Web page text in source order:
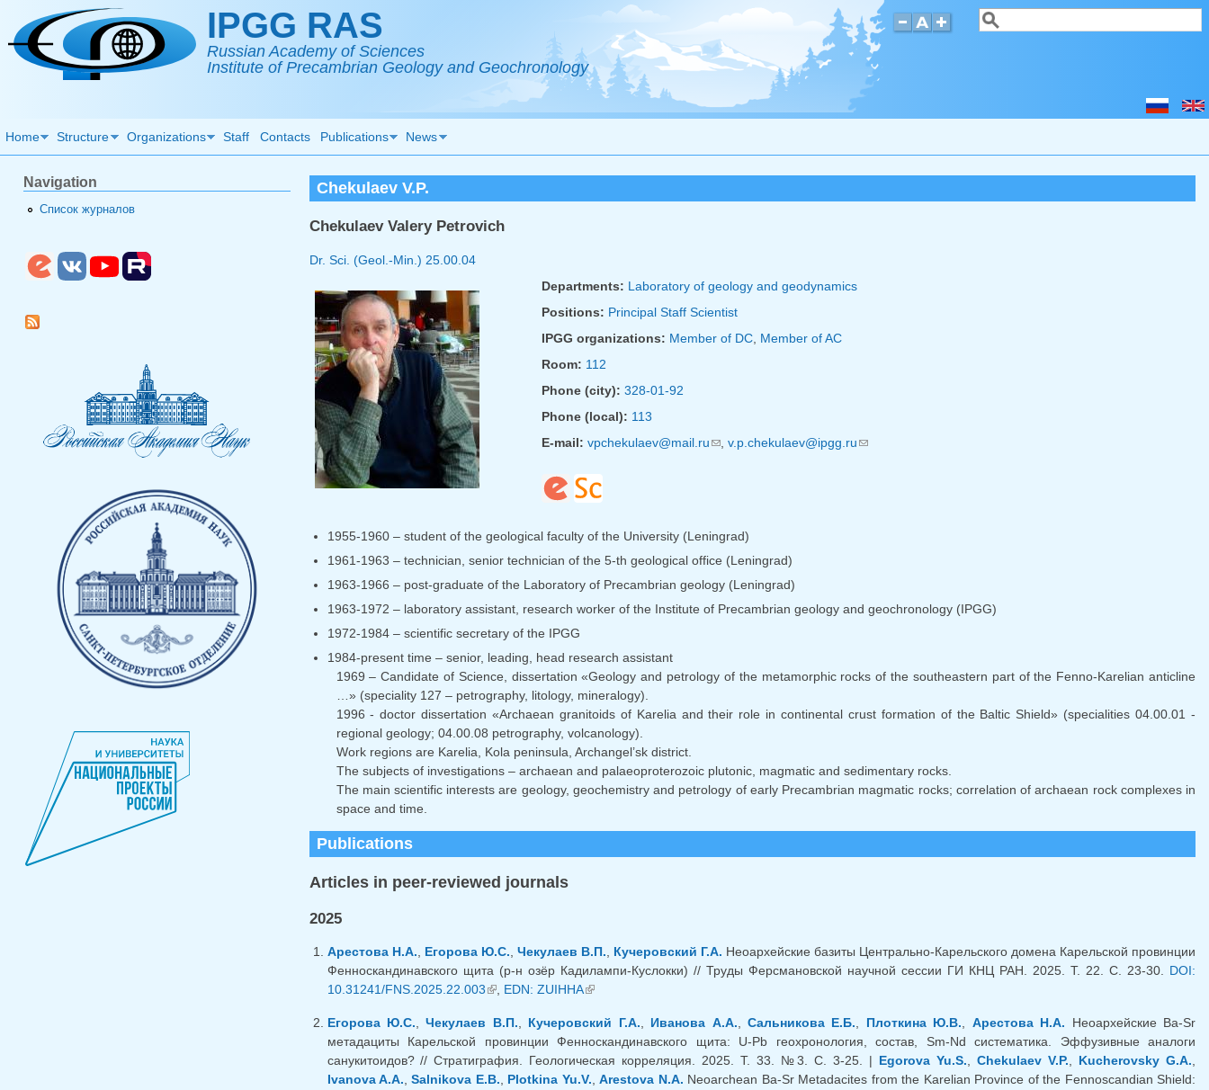
Skip to main content IPGG RAS
Russian Academy of Sciences
Institute of Precambrian Geology and Geochronology
Search form
Search
Home Structure Organizations Staff Contacts Publications News
Chekulaev V.P.
Chekulaev Valery Petrovich
Dr. Sci. (Geol.-Min.) 25.00.04
Departments: Laboratory of geology and geodynamics
Positions: Principal Staff Scientist
IPGG organizations: Member of DC, Member of AC
Room: 112
Phone (city): 328-01-92
Phone (local): 113
E-mail: vpchekulaev@mail.ru(link sends e-mail)
, v.p.chekulaev@ipgg.ru(link sends e-mail)
1955-1960 – student of the geological faculty of the University (Leningrad)
1961-1963 – technician, senior technician of the 5-th geological office (Leningrad)
1963-1966 – post-graduate of the Laboratory of Precambrian geology (Leningrad)
1963-1972 – laboratory assistant, research worker of the Institute of Precambrian geology and geochronology (IPGG)
1972-1984 – scientific secretary of the IPGG
1984-present time – senior, leading, head research assistant
1969 – Candidate of Science, dissertation «Geology and petrology of the metamorphic rocks of the southeastern part of the Fenno-Karelian anticline
…» (speciality 127 – petrography, litology, mineralogy).
1996 - doctor dissertation «Archaean granitoids of Karelia and their role in continental crust formation of the Baltic Shield» (specialities 04.00.01 -
regional geology; 04.00.08 petrography, volcanology).
Work regions are Karelia, Kola peninsula, Archangel’sk district.
The subjects of investigations – archaean and palaeoproterozoic plutonic, magmatic and sedimentary rocks.
The main scientific interests are geology, geochemistry and petrology of early Precambrian magmatic rocks; correlation of archaean rock complexes in
space and time.
Publications
Articles in peer-reviewed journals
2025
Арестова Н.А., Егорова Ю.С., Чекулаев В.П., Кучеровский Г.А. Неоархейские базиты Центрально-Карельского домена Карельской провинции
Фенноскандинавского щита (р-н озёр Кадилампи-Куслокки) // Труды Ферсмановской научной сессии ГИ КНЦ РАН. 2025. Т. 22. С. 23-30. DOI:
10.31241/FNS.2025.22.003(link is external)
, EDN: ZUIHHA(link is external)
Егорова Ю.С.,Чекулаев В.П., Кучеровский Г.А., Иванова А.А., Сальникова Е.Б., Плоткина Ю.В., Арестова Н.А. Неоархейские Ba-Sr
метадациты Карельской провинции Фенноскандинавского щита: U-Pb геохронология, состав, Sm-Nd систематика. Эффузивные аналоги
санукитоидов? // Стратиграфия. Геологическая корреляция. 2025. Т. 33. №3. C. 3-25. | Egorova Yu.S.,Chekulaev V.P., Kucherovsky G.A.,
Ivanova A.A.,Salnikova E.B., Plotkina Yu.V.,Arestova N.A. Neoarchean Ba-Sr Metadacites from the Karelian Province of the Fennoscandian Shield:
Navigation
Список журналов